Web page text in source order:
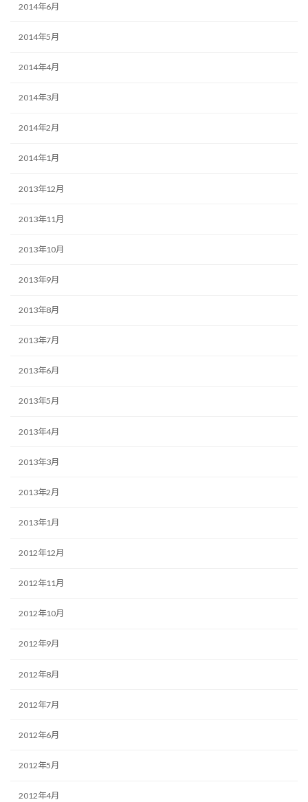
2014年6月
2014年5月
2014年4月
2014年3月
2014年2月
2014年1月
2013年12月
2013年11月
2013年10月
2013年9月
2013年8月
2013年7月
2013年6月
2013年5月
2013年4月
2013年3月
2013年2月
2013年1月
2012年12月
2012年11月
2012年10月
2012年9月
2012年8月
2012年7月
2012年6月
2012年5月
2012年4月